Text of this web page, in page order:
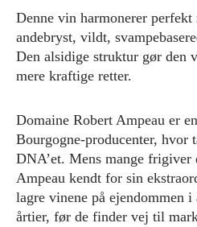
Denne vin harmonerer perfekt
andebryst, vildt,
Den alsidige struktur gør den
mere kraftige retter.
Domaine Robert Ampeau er
Bourgogne-producenter, hvor
DNA’et. Mens mange frigiver
Ampeau kendt for sin
lagre vinene på ejendommen i
årtier, før de finder vej til